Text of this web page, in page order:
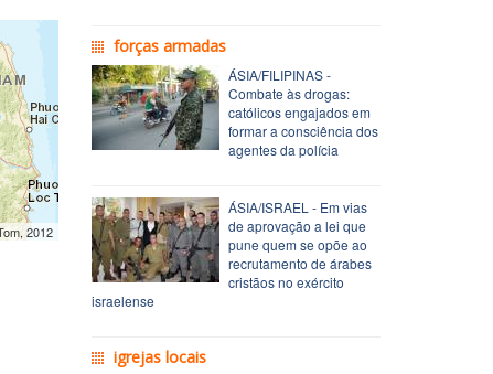
2012
forças armadas
ÁSIA/FILIPINAS -
Combate às drogas:
católicos engajados em
formar a consciência dos
agentes da polícia
ÁSIA/ISRAEL - Em vias
de aprovação a lei que
pune quem se opõe ao
recrutamento de árabes
cristãos no exército
israelense
igrejas locais